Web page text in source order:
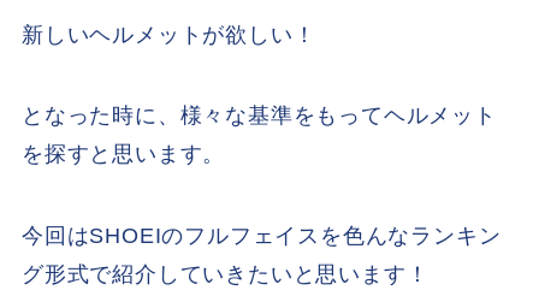
新しいヘルメットが欲しい！
となった時に、様々な基準をもってヘルメット
を探すと思います。
今回はSHOEIのフルフェイスを色んなランキン
グ形式で紹介していきたいと思います！